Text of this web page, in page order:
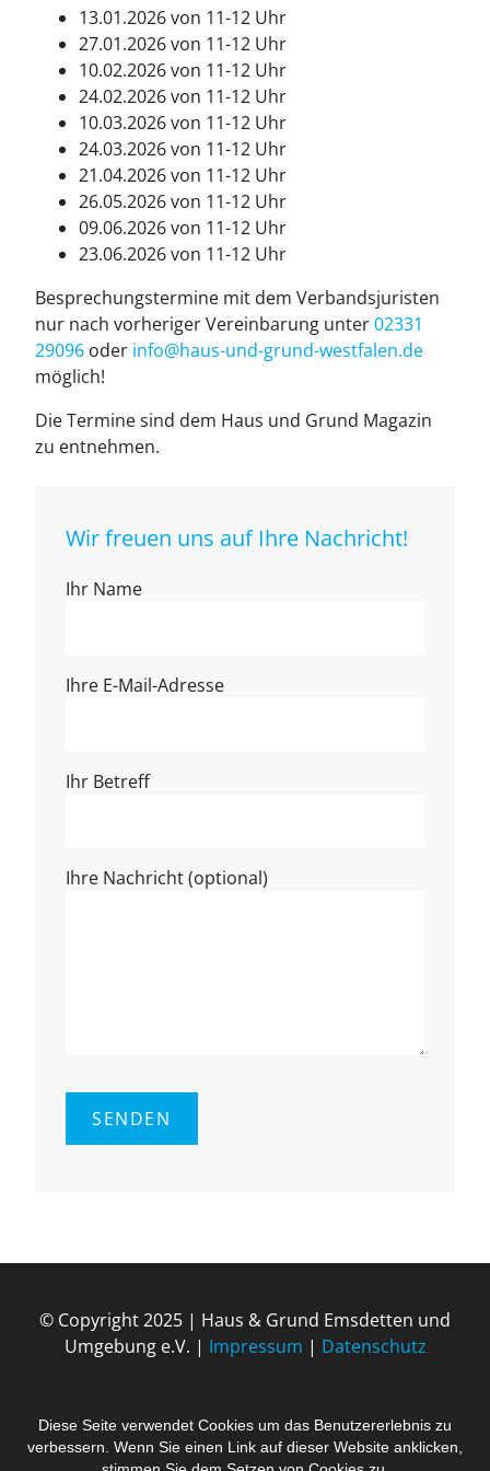
Diese Seite verwendet Cookies um das Benutzererlebnis zu
verbessern. Wenn Sie einen Link auf dieser Website anklicken,
13.01.2026 von 11-12 Uhr
27.01.2026 von 11-12 Uhr
10.02.2026 von 11-12 Uhr
24.02.2026 von 11-12 Uhr
10.03.2026 von 11-12 Uhr
24.03.2026 von 11-12 Uhr
21.04.2026 von 11-12 Uhr
26.05.2026 von 11-12 Uhr
09.06.2026 von 11-12 Uhr
23.06.2026 von 11-12 Uhr
Besprechungstermine mit dem Verbandsjuristen
nur nach vorheriger Vereinbarung unter02331
29096oder info@haus-und-grund-west­fa­len.de
möglich!
Die Termine sind dem Haus und Grund Magazin
zu entnehmen.
Wir freuen uns auf Ihre Nachricht!
Ihr Name
Ihre E-Mail-Adresse
Ihr Betreff
Ihre Nachricht (optional)
© Copyright 2025 | Haus & Grund Ems­det­ten und
Um­ge­bung e.V. | Impressum | Datenschutz